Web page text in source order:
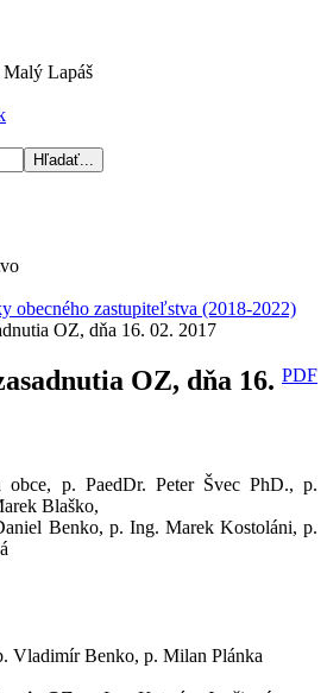
Lapáš
Hľadať...
obecného zastupiteľstva (2018-2022)
OZ, dňa 16. 02. 2017
PDF
OZ, dňa 16.
obce, p. PaedDr. Peter Švec PhD., p.
Blaško,
Benko, p. Ing. Marek Kostoláni, p.
Vladimír Benko, p. Milan Plánka